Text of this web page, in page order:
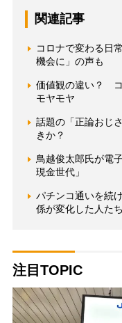
関連記事
コロナで変わる日
機会に」の声も
価値観の違い？
モヤモヤ
話題の「正論おじ
きか？
鳥越俊太郎氏が電
現金世代」
パチンコ通いを続
係が変化した人たち
注目TOPIC